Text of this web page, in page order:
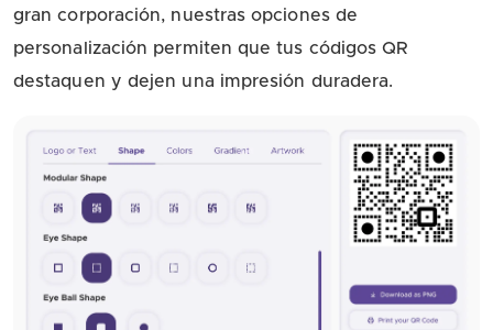
gran corporación, nuestras opciones de
personalización permiten que tus códigos QR
destaquen y dejen una impresión duradera.